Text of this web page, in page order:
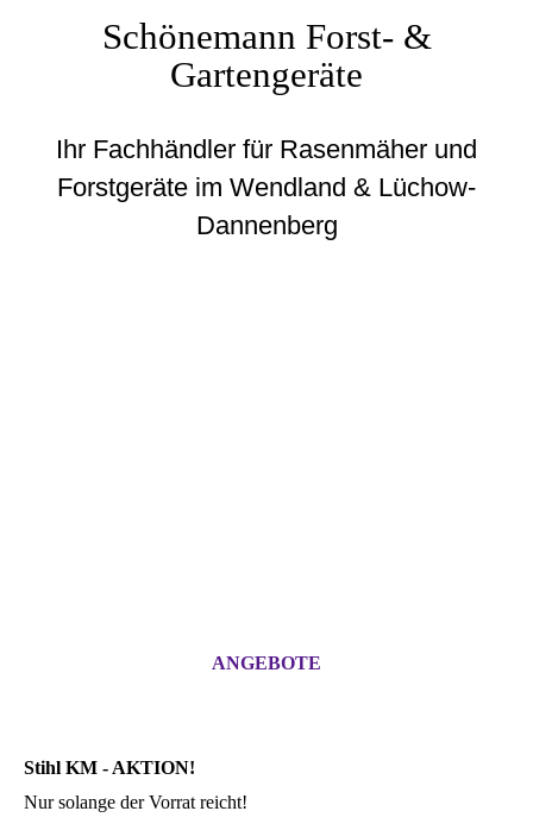
Schönemann Forst- &
Gartengeräte
Ihr Fachhändler für Rasenmäher und
Forstgeräte im Wendland & Lüchow-
Dannenberg
ANGEBOTE
Stihl KM - AKTION!
Nur solange der Vorrat reicht!